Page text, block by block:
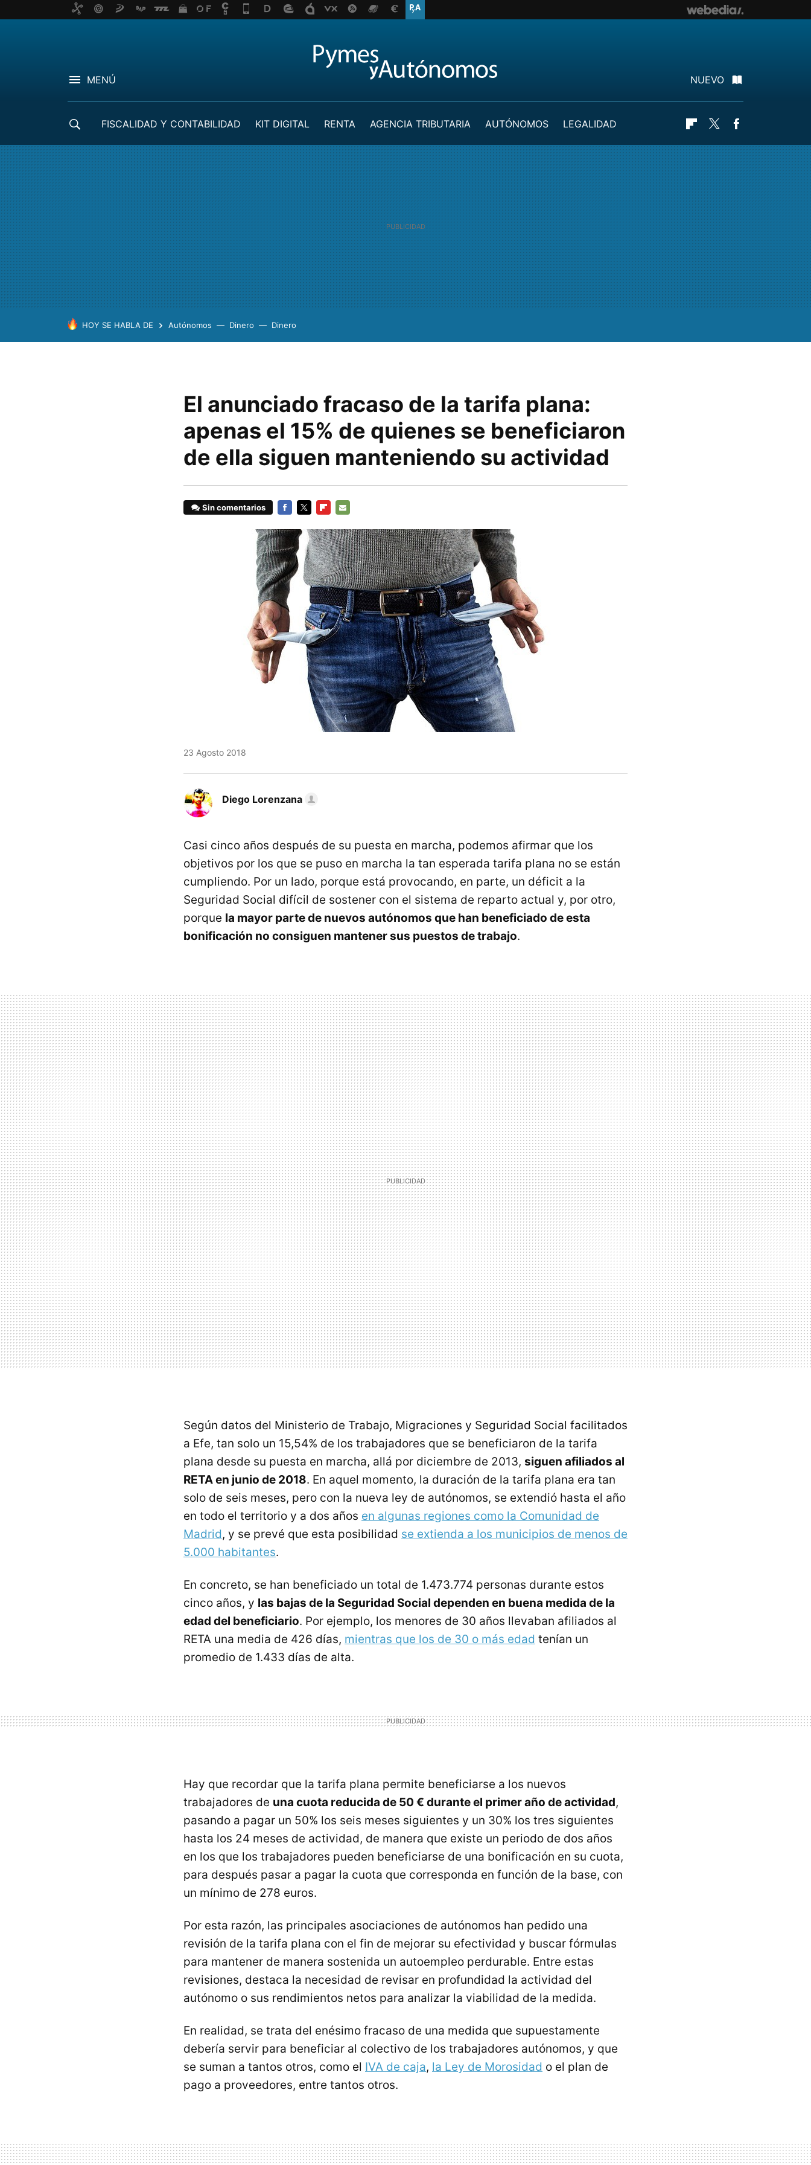
MENÚ NUEVO
FISCALIDAD Y CONTABILIDAD KIT DIGITAL RENTA AGENCIA TRIBUTARIA AUTÓNOMOS
LEGALIDAD
Flipboard
Twitter
HOY SE HABLA DE Autónomos Dinero Dinero
El anunciado fracaso de la tarifa plana:
apenas el 15% de quienes se beneficiaron
de ella siguen manteniendo su actividad
Sin comentarios
MAIL
23 Agosto 2018
Diego Lorenzana
Casi cinco años después de su puesta en marcha, podemos afirmar que los
objetivos por los que se puso en marcha la tan esperada tarifa plana no se están
cumpliendo. Por un lado, porque está provocando, en parte, un déficit a la
Seguridad Social difícil de sostener con el sistema de reparto actual y, por otro,
porque la mayor parte de nuevos autónomos que han beneficiado de esta
bonificación no consiguen mantener sus puestos de trabajo.
Según datos del Ministerio de Trabajo, Migraciones y Seguridad Social facilitados
a Efe, tan solo un 15,54% de los trabajadores que se beneficiaron de la tarifa
plana desde su puesta en marcha, allá por diciembre de 2013, siguen afiliados al
RETA en junio de 2018. En aquel momento, la duración de la tarifa plana era tan
solo de seis meses, pero con la nueva ley de autónomos, se extendió hasta el año
en todo el territorio y a dos años en algunas regiones como la Comunidad de
Madrid, y se prevé que esta posibilidad se extienda a los municipios de menos de
5.000 habitantes.
En concreto, se han beneficiado un total de 1.473.774 personas durante estos
cinco años, y las bajas de la Seguridad Social dependen en buena medida de la
edad del beneficiario. Por ejemplo, los menores de 30 años llevaban afiliados al
RETA una media de 426 días, mientras que los de 30 o más edad tenían un
promedio de 1.433 días de alta.
Hay que recordar que la tarifa plana permite beneficiarse a los nuevos
trabajadores de una cuota reducida de 50 € durante el primer año de actividad,
pasando a pagar un 50% los seis meses siguientes y un 30% los tres siguientes
hasta los 24 meses de actividad, de manera que existe un periodo de dos años
en los que los trabajadores pueden beneficiarse de una bonificación en su cuota,
para después pasar a pagar la cuota que corresponda en función de la base, con
un mínimo de 278 euros.
Por esta razón, las principales asociaciones de autónomos han pedido una
revisión de la tarifa plana con el fin de mejorar su efectividad y buscar fórmulas
para mantener de manera sostenida un autoempleo perdurable. Entre estas
revisiones, destaca la necesidad de revisar en profundidad la actividad del
autónomo o sus rendimientos netos para analizar la viabilidad de la medida.
En realidad, se trata del enésimo fracaso de una medida que supuestamente
debería servir para beneficiar al colectivo de los trabajadores autónomos, y que
se suman a tantos otros, como el IVA de caja, la Ley de Morosidad o el plan de
pago a proveedores, entre tantos otros.